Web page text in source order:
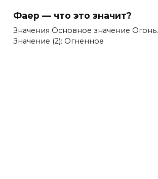
Фаер — что это значит?
Значения Основное значение Огонь.
Значение (2): Огненное